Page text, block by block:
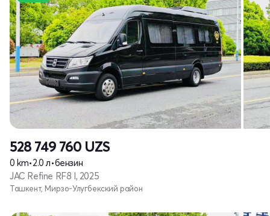
528 749 760 UZS
0 km•2.0 л•бензин
JAC Refine RF8 I, 2025
Ташкент, Мирзо-Улугбекский район